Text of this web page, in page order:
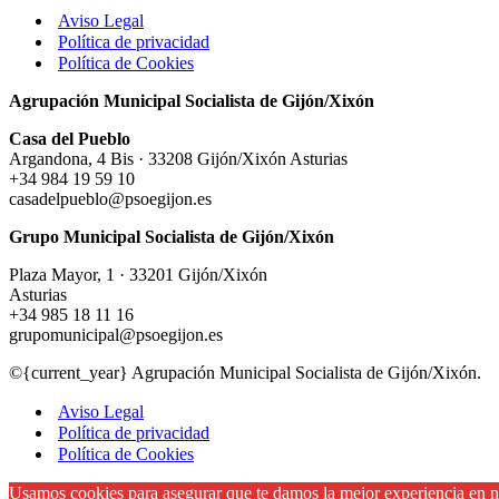
Aviso Legal
Política de privacidad
Política de Cookies
Agrupación Municipal Socialista de Gijón/Xixón
Casa del Pueblo
Argandona, 4 Bis · 33208 Gijón/Xixón Asturias
+34 984 19 59 10
casadelpueblo@psoegijon.es
Grupo Municipal Socialista de Gijón/Xixón
Plaza Mayor, 1 · 33201 Gijón/Xixón
Asturias
+34 985 18 11 16
grupomunicipal@psoegijon.es
©{current_year} Agrupación Municipal Socialista de Gijón/Xixón.
Aviso Legal
Política de privacidad
Política de Cookies
Usamos cookies para asegurar que te damos la mejor experiencia